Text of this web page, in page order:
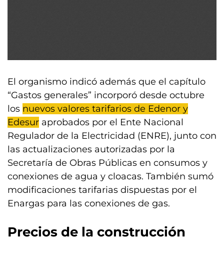
El organismo indicó además que el capítulo
“Gastos generales” incorporó desde octubre
los nuevos valores tarifarios de Edenor y
Edesur aprobados por el Ente Nacional
Regulador de la Electricidad (ENRE), junto con
las actualizaciones autorizadas por la
Secretaría de Obras Públicas en consumos y
conexiones de agua y cloacas. También sumó
modificaciones tarifarias dispuestas por el
Enargas para las conexiones de gas.
Precios de la construcción